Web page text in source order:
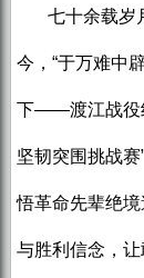
七十余载岁
今，“于万难中
下——渡江战役
坚韧突围挑战赛
悟革命先辈绝
与胜利信念，